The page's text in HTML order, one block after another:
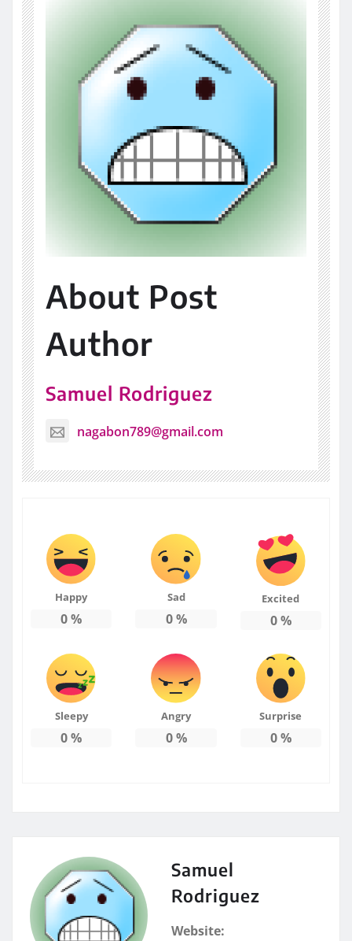
About Post
Author
Samuel Rodriguez
nagabon789@gmail.com
Happy
0%
Sad
0%
Excited
0%
Sleepy
0%
Angry
0%
Surprise
0%
Samuel
Rodriguez
Website: